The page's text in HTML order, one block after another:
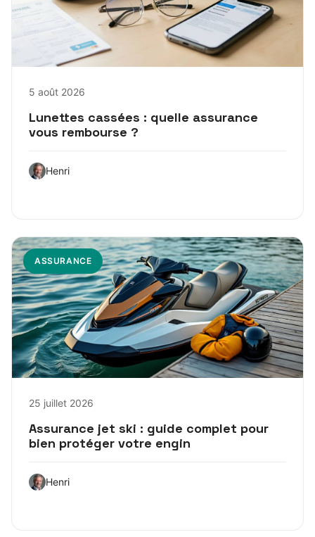
5 août 2026
Lunettes cassées : quelle assurance
vous rembourse ?
Henri
ASSURANCE
25 juillet 2026
Assurance jet ski : guide complet pour
bien protéger votre engin
Henri